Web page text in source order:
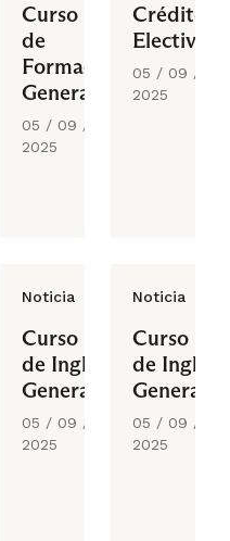
Curso
de
Formación
General
05 / 09 /
2025
Créditos
Electivos
05 / 09 /
2025
Noticia
Curso
de Inglés
General
05 / 09 /
2025
Noticia
Curso
de Inglés
General
05 / 09 /
2025